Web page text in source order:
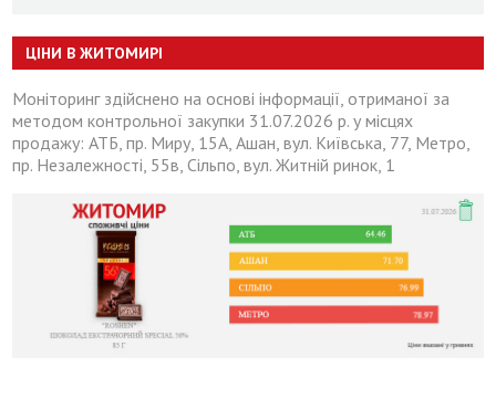
ЦІНИ В ЖИТОМИРІ
Моніторинг здійснено на основі інформації, отриманої за
методом контрольної закупки 31.07.2026 р. у місцях
продажу: АТБ, пр. Миру, 15А, Ашан, вул. Київська, 77, Метро,
пр. Незалежності, 55в, Сільпо, вул. Житній ринок, 1